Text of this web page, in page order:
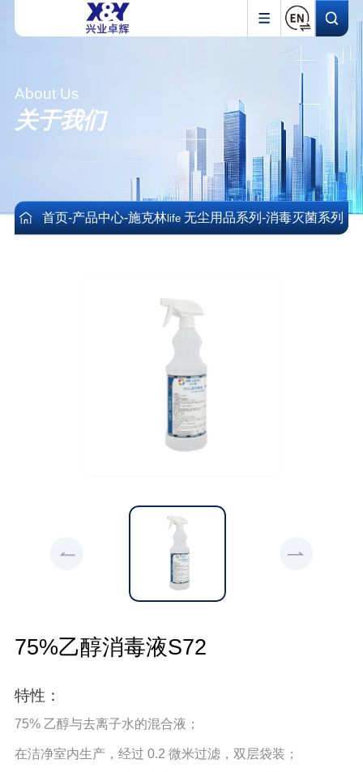
About Us
关于我们
首页-产品中心-施克林life无尘用品系列-消毒灭菌系列
75%乙醇消毒液S72
特性：
75% 乙醇与去离子水的混合液；
在洁净室内生产，经过 0.2 微米过滤，双层袋装；